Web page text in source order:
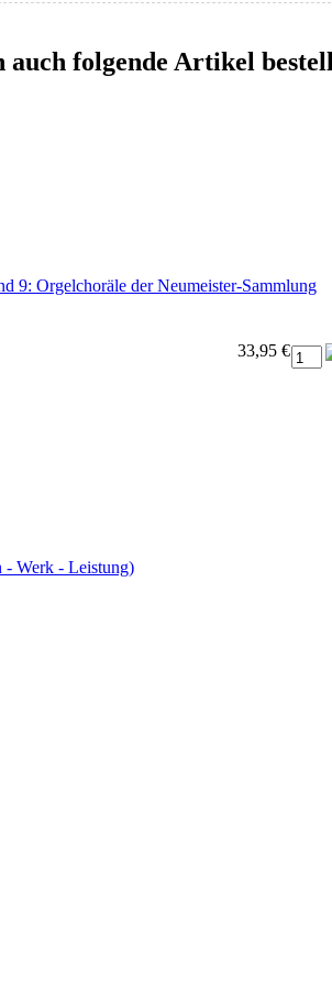
auch folgende Artikel
9: Orgelchoräle der Neumeister-Sammlung
33,95 €
- Werk - Leistung)